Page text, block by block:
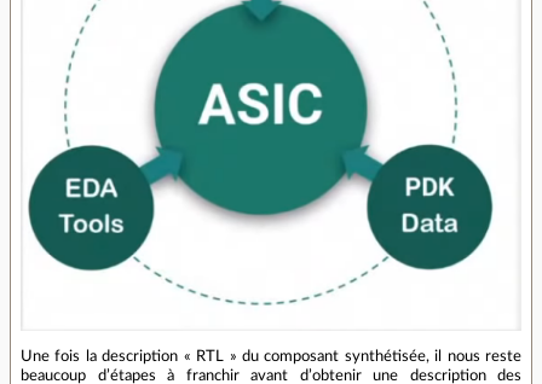
Une fois la description « RTL » du composant synthétisée, il nous reste
beaucoup d’étapes à franchir avant d’obtenir une description des